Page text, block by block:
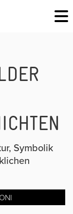
Symbolik